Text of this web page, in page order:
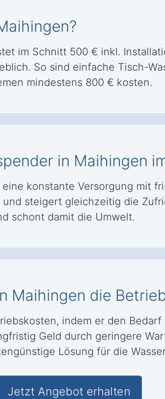
im Schnitt 500 € inkl.
So sind einfache Tisch-
mindestens 800 € kosten.
in Maihingen
konstante Versorgung mit
steigert gleichzeitig die
schont damit die Umwelt.
Maihingen die
indem er den
Geld durch geringere
Lösung für die
Jetzt Angebot erhalten